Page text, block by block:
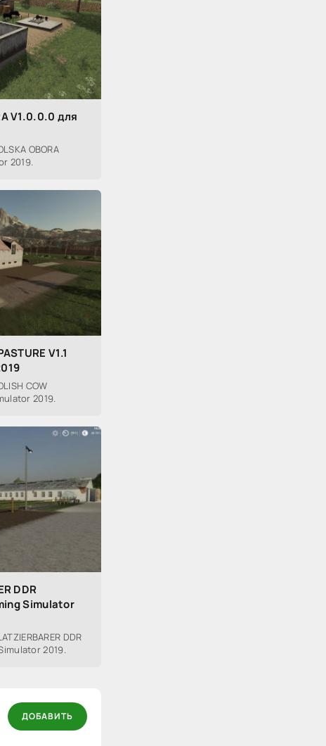
V1.0.0.0 для
OBORA
2019.
V1.1
COW
2019.
DDR
Simulator
DDR
2019.
ДОБАВИТЬ